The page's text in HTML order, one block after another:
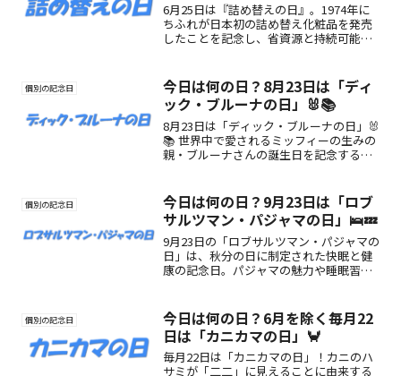
6月25日は『詰め替えの日』。1974年に
ちふれが日本初の詰め替え化粧品を発売
したことを記念し、省資源と持続可能な
う！
個別の記念日
今日は何の日？8月23日は「ディ
ック・ブルーナの日」🐰📚
8月23日は「ディック・ブルーナの日」🐰
📚 世界中で愛されるミッフィーの生みの
親・ブルーナさんの誕生日を記念する
個別の記念日
今日は何の日？9月23日は「ロブ
サルツマン・パジャマの日」🛌💤
9月23日の「ロブサルツマン・パジャマの
日」は、秋分の日に制定された快眠と健
康の記念日。パジャマの魅力や睡眠習慣
個別の記念日
今日は何の日？6月を除く毎月22
日は「カニカマの日」🦀
毎月22日は「カニカマの日」！カニのハ
サミが「二二」に見えることに由来する